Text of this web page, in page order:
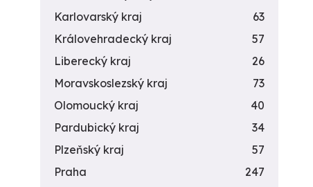
Karlovarský kraj
63
Královehradecký kraj
57
Liberecký kraj
26
Moravskoslezský kraj
73
Olomoucký kraj
40
Pardubický kraj
34
Plzeňský kraj
57
Praha
247